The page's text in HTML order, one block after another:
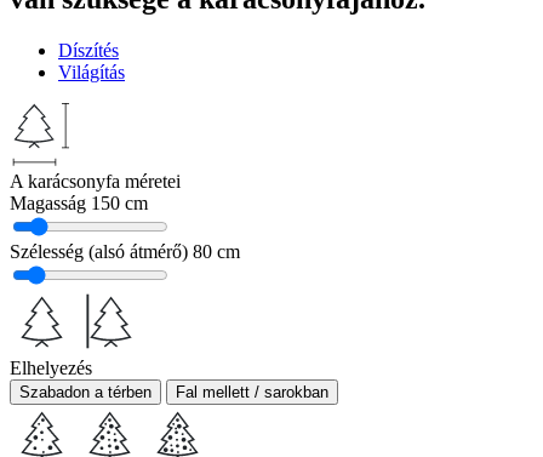
Díszítés
Világítás
A karácsonyfa méretei
Magasság 150 cm
Szélesség (alsó átmérő) 80 cm
Elhelyezés
Szabadon a térben Fal mellett / sarokban